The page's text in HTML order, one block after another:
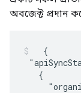
অবজেক্ট প্রদান
  {
   {